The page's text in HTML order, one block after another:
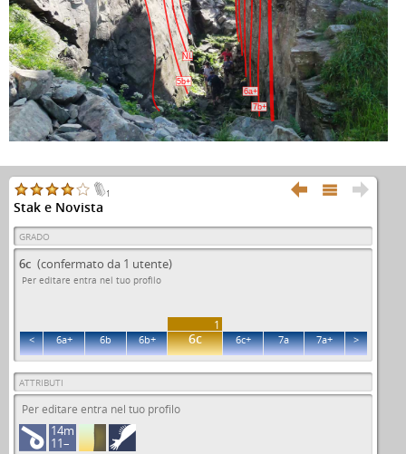
5b+
NL
6a+
7b+
  
1
Stak e Novista
GRADO
6c (confermato da 1 utente)
Per editare entra nel tuo profilo
1
< 6a+ 6b 6b+ 6c 6c+ 7a 7a+ >
ATTRIBUTI
Per editare entra nel tuo profilo
14m
11–